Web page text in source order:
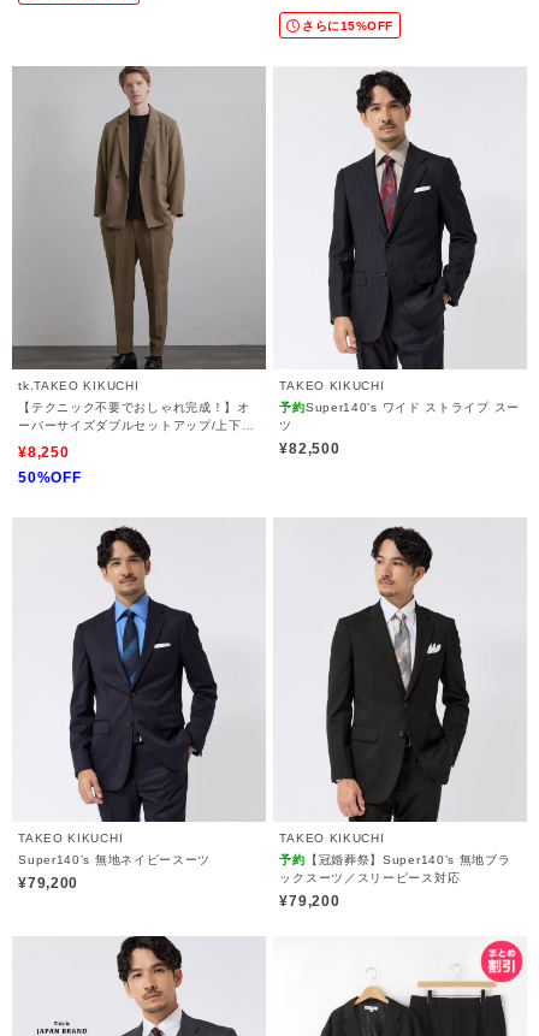
さらに15%OFF
tk.TAKEO KIKUCHI
【テクニック不要でおしゃれ完成！】オ
ーバーサイズダブルセットアップ/上下2
点セット/コスパ良し/ONOFF兼用/イージ
ーケア/マシーンウォッシャブル/セミダブ
ル/デート/オフィスカジュアル
¥8,250
50%OFF
TAKEO KIKUCHI
予約Super140’s ワイド ストライプ スー
ツ
¥82,500
TAKEO KIKUCHI
Super140’s 無地ネイビースーツ
¥79,200
TAKEO KIKUCHI
予約 【冠婚葬祭】Super140’s 無地ブラ
ックスーツ／スリーピース対応
¥79,200